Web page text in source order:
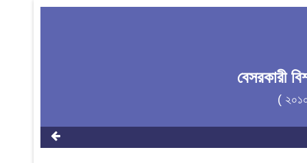
বেসরকারী
(